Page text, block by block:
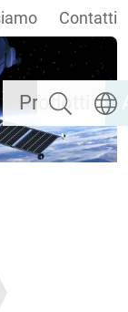
Prodotti
Contatti
Ricerca